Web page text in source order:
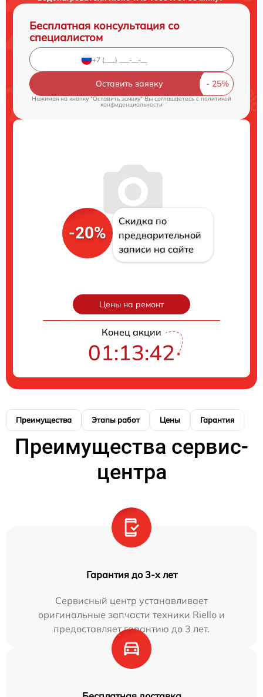
Бесплатная консультация со
специалистом
Оставить заявку
Нажимая на кнопку "Оставить заявку" Вы соглашаетесь c политикой
конфиденциальности
-20%
Скидка по
предварительной
записи на сайте
Цены на ремонт
Конец акции
01:13:41
Преимущества Этапы работ Цены Гарантия
Преимущества сервис-
центра
Гарантия до 3-х лет
Сервисный центр устанавливает
оригинальные запчасти техники Riello и
предоставляет гарантию до 3 лет.